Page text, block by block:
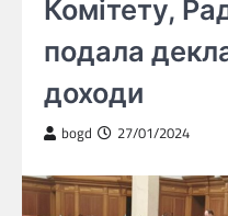
Комітету,
подала
доходи
bogd 27/01/2024